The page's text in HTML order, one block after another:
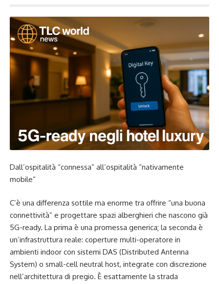
Dall’ospitalità “connessa” all’ospitalità “nativamente
mobile”
C’è una differenza sottile ma enorme tra offrire “una buona
connettività” e progettare spazi alberghieri che nascono già
5G-ready. La prima è una promessa generica; la seconda è
un’infrastruttura reale: coperture multi-operatore in
ambienti indoor con sistemi DAS (Distributed Antenna
System) o small-cell neutral host, integrate con discrezione
nell’architettura di pregio. È esattamente la strada